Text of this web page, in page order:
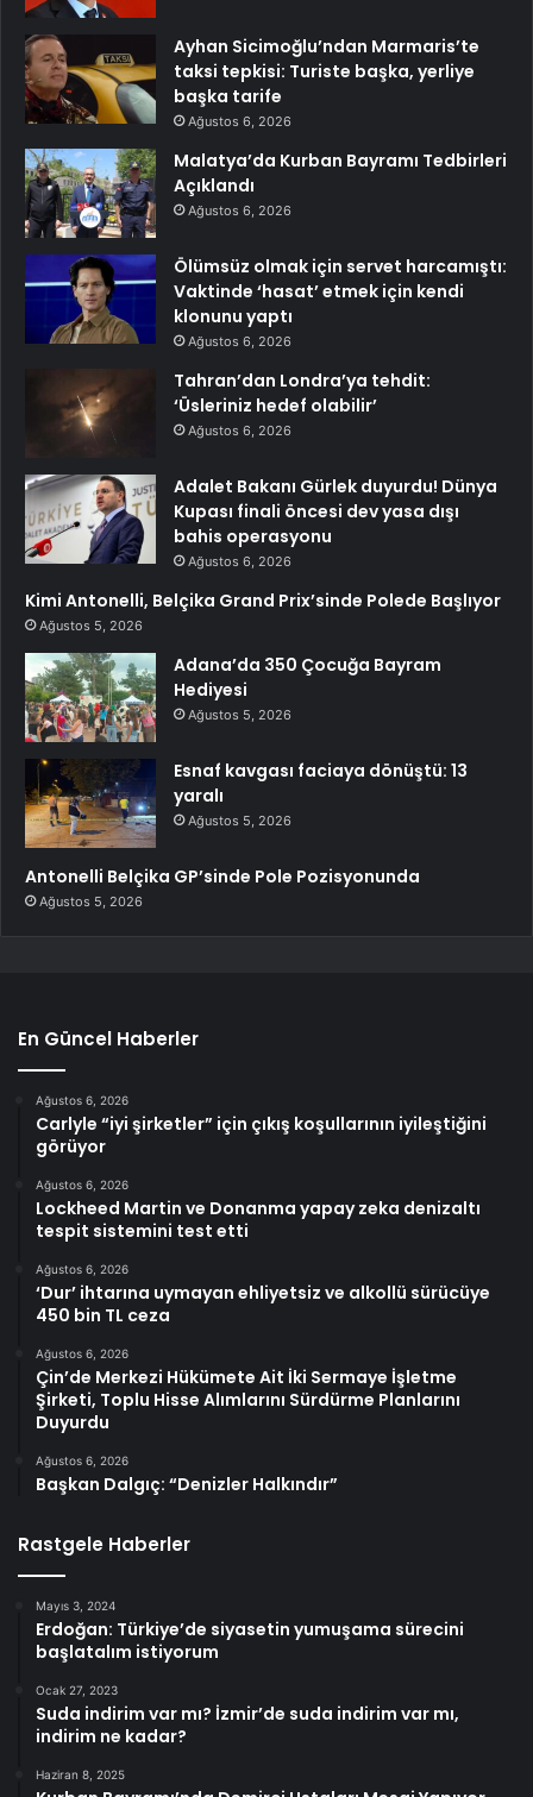
Ayhan Sicimoğlu’ndan Marmaris’te
taksi tepkisi: Turiste başka, yerliye
başka tarife
Ağustos 6, 2026
Malatya’da Kurban Bayramı Tedbirleri
Açıklandı
Ağustos 6, 2026
Ölümsüz olmak için servet harcamıştı:
Vaktinde ‘hasat’ etmek için kendi
klonunu yaptı
Ağustos 6, 2026
Tahran’dan Londra’ya tehdit:
‘Üsleriniz hedef olabilir’
Ağustos 6, 2026
Adalet Bakanı Gürlek duyurdu! Dünya
Kupası finali öncesi dev yasa dışı
bahis operasyonu
Ağustos 6, 2026
Kimi Antonelli, Belçika Grand Prix’sinde Polede Başlıyor
Ağustos 5, 2026
Adana’da 350 Çocuğa Bayram
Hediyesi
Ağustos 5, 2026
Esnaf kavgası faciaya dönüştü: 13
yaralı
Ağustos 5, 2026
Antonelli Belçika GP’sinde Pole Pozisyonunda
Ağustos 5, 2026
En Güncel Haberler
Ağustos 6, 2026
Carlyle “iyi şirketler” için çıkış koşullarının iyileştiğini
görüyor
Ağustos 6, 2026
Lockheed Martin ve Donanma yapay zeka denizaltı
tespit sistemini test etti
Ağustos 6, 2026
‘Dur’ ihtarına uymayan ehliyetsiz ve alkollü sürücüye
450 bin TL ceza
Ağustos 6, 2026
Çin’de Merkezi Hükümete Ait İki Sermaye İşletme
Şirketi, Toplu Hisse Alımlarını Sürdürme Planlarını
Duyurdu
Ağustos 6, 2026
Başkan Dalgıç: “Denizler Halkındır”
Rastgele Haberler
Mayıs 3, 2024
Erdoğan: Türkiye’de siyasetin yumuşama sürecini
başlatalım istiyorum
Ocak 27, 2023
Suda indirim var mı? İzmir’de suda indirim var mı,
indirim ne kadar?
Haziran 8, 2025